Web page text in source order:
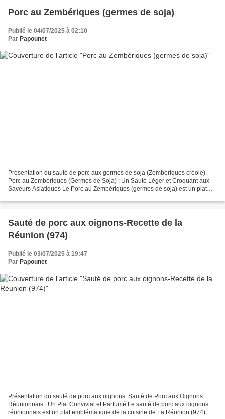
Porc au Zembériques (germes de soja)
Publié le 04/07/2025 à 02:10
Par Papounet
Présentation du sauté de porc aux germes de soja (Zembériques créole).
Porc au Zembériques (Germes de Soja) : Un Sauté Léger et Croquant aux
Saveurs Asiatiques Le Porc au Zembériques (germes de soja) est un plat
Sauté de porc aux oignons-Recette de la
Réunion (974)
Publié le 03/07/2025 à 19:47
Par Papounet
Présentation du sauté de porc aux oignons. Sauté de Porc aux Oignons
Réunionnais : Un Plat Convivial et Parfumé Le sauté de porc aux oignons
réunionnais est un plat emblématique de la cuisine de La Réunion (974),